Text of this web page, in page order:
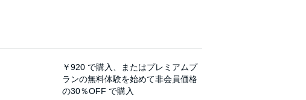
￥920 で購入、またはプレミアムプ
ランの無料体験を始めて非会員価格
の30％OFF で購入